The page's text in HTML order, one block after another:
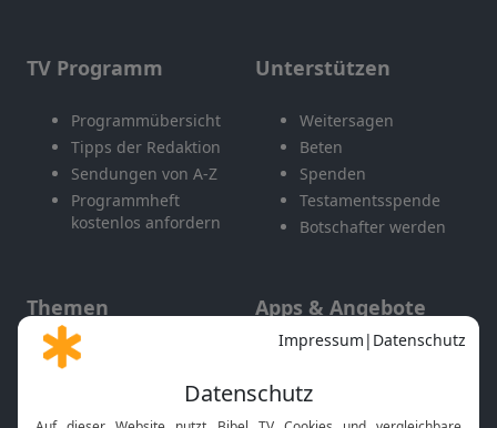
TV Programm
Programmübersicht
Tipps der Redaktion
Sendungen von A-Z
Programmheft
kostenlos anfordern
Unterstützen
Weitersagen
Beten
Spenden
Testamentsspende
Botschafter werden
Themen
Gott und Bibel erklärt
Apps & Angebote
Mobile App